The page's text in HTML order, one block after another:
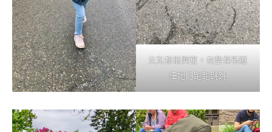
女兒都很興奮，有整條街道
任她們跑跑跳跳